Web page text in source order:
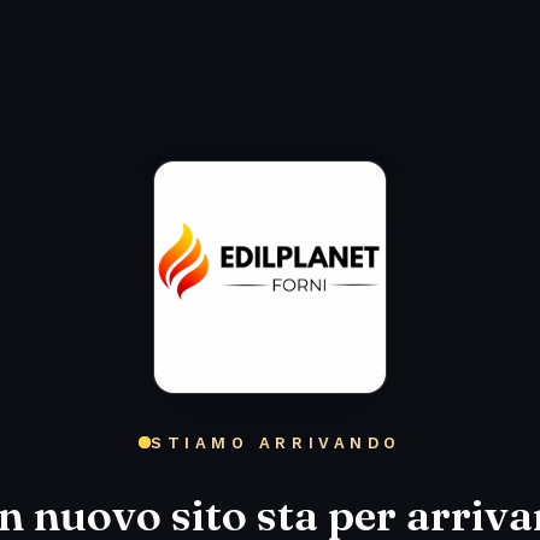
STIAMO ARRIVANDO
nuovo sito sta per